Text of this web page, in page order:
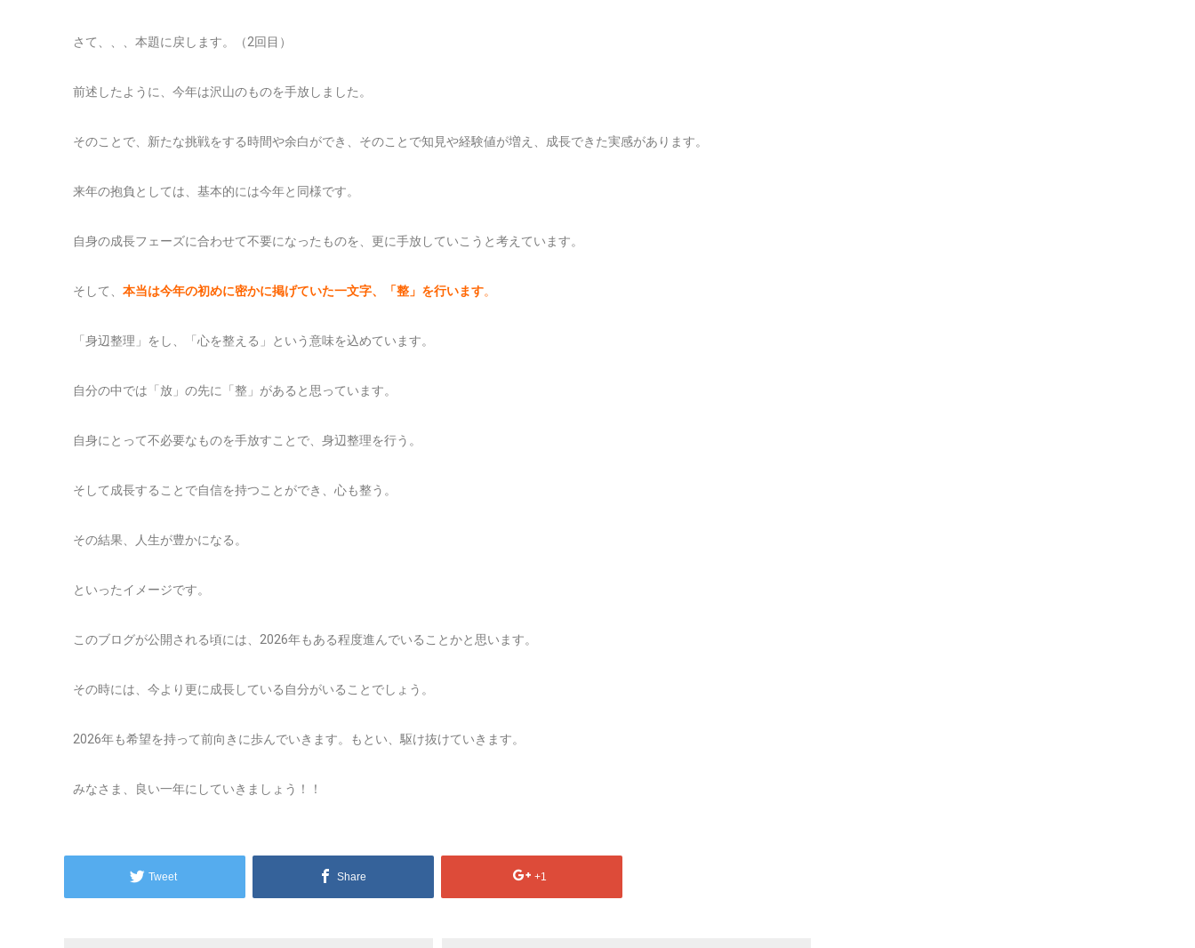
さて、、、本題に戻します。（2回目）
前述したように、今年は沢山のものを手放しました。
そのことで、新たな挑戦をする時間や余白ができ、そのことで知見や経験値が増え、成長できた実感があります。
来年の抱負としては、基本的には今年と同様です。
自身の成長フェーズに合わせて不要になったものを、更に手放していこうと考えています。
そして、 本当は今年の初めに密かに掲げていた一文字、「整」を行います。
「身辺整理」をし、「心を整える」という意味を込めています。
自分の中では「放」の先に「整」があると思っています。
自身にとって不必要なものを手放すことで、身辺整理を行う。
そして成長することで自信を持つことができ、心も整う。
その結果、人生が豊かになる。
といったイメージです。
このブログが公開される頃には、2026年もある程度進んでいることかと思います。
その時には、今より更に成長している自分がいることでしょう。
2026年も希望を持って前向きに歩んでいきます。もとい、駆け抜けていきます。
みなさま、良い一年にしていきましょう！！
Tweet Share +1